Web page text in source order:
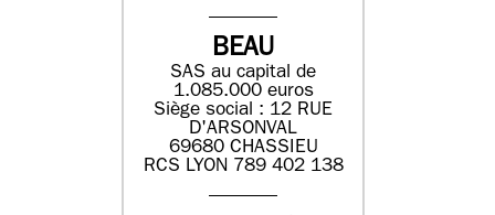
BEAU
SAS au capital de
1.085.000 euros
Siège social : 12 RUE
D'ARSONVAL
69680 CHASSIEU
RCS LYON 789 402 138